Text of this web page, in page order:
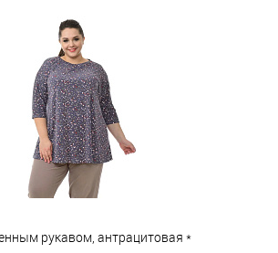
В корзину
рукавом, антрацитовая *